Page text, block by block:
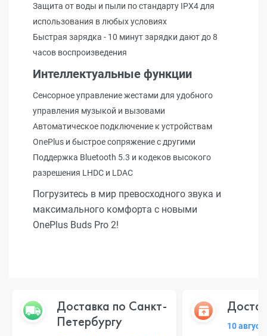
Защита от воды и пыли по стандарту IPX4 для
использования в любых условиях
Быстрая зарядка - 10 минут зарядки дают до 8
часов воспроизведения
Интеллектуальные функции
Сенсорное управление жестами для удобного
управления музыкой и вызовами
Автоматическое подключение к устройствам
OnePlus и быстрое сопряжение с другими
Поддержка Bluetooth 5.3 и кодеков высокого
разрешения LHDC и LDAC
Погрузитесь в мир превосходного звука и
максимального комфорта с новыми
OnePlus Buds Pro 2!
Доставка по Санкт-
Петербургу
10